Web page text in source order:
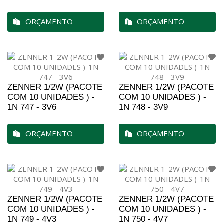
ORÇAMENTO ORÇAMENTO
ZENNER 1/2W (PACOTE
COM 10 UNIDADES ) -
1N 747 - 3V6
ORÇAMENTO
ZENNER 1/2W (PACOTE
COM 10 UNIDADES ) -
1N 748 - 3V9
ORÇAMENTO
ZENNER 1/2W (PACOTE
COM 10 UNIDADES ) -
1N 749 - 4V3
ZENNER 1/2W (PACOTE
COM 10 UNIDADES ) -
1N 750 - 4V7